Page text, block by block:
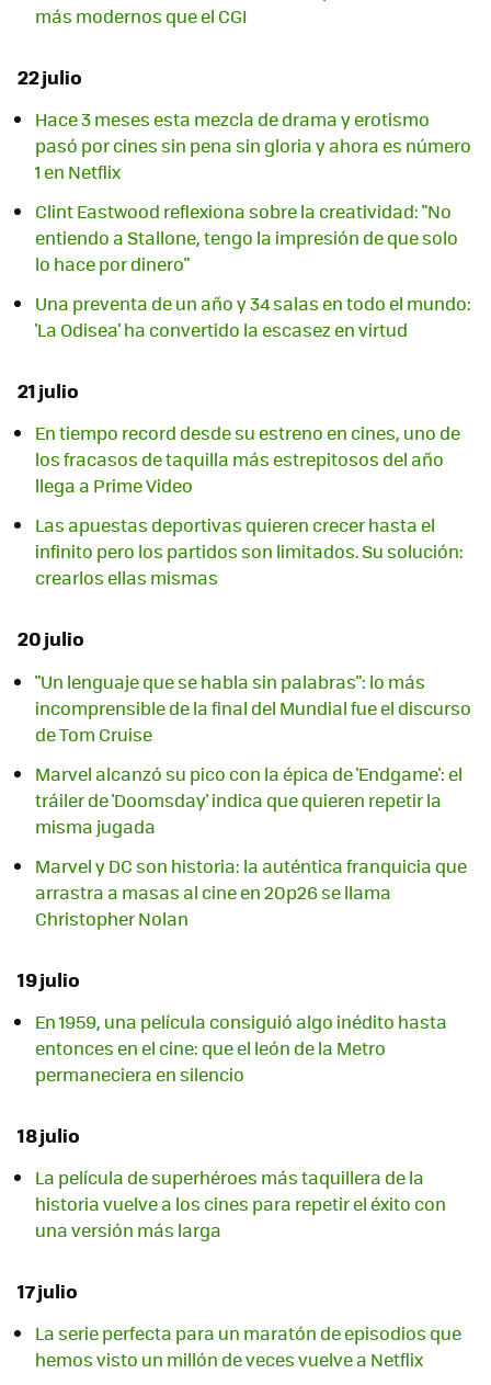
más modernos que el CGI
22 julio
Hace 3 meses esta mezcla de drama y erotismo
pasó por cines sin pena sin gloria y ahora es número
1 en Netflix
Clint Eastwood reflexiona sobre la creatividad: "No
entiendo a Stallone, tengo la impresión de que solo
lo hace por dinero"
Una preventa de un año y 34 salas en todo el mundo:
'La Odisea' ha convertido la escasez en virtud
21 julio
En tiempo record desde su estreno en cines, uno de
los fracasos de taquilla más estrepitosos del año
llega a Prime Video
Las apuestas deportivas quieren crecer hasta el
infinito pero los partidos son limitados. Su solución:
crearlos ellas mismas
20 julio
"Un lenguaje que se habla sin palabras": lo más
incomprensible de la final del Mundial fue el discurso
de Tom Cruise
Marvel alcanzó su pico con la épica de 'Endgame': el
tráiler de 'Doomsday' indica que quieren repetir la
misma jugada
Marvel y DC son historia: la auténtica franquicia que
arrastra a masas al cine en 20p26 se llama
Christopher Nolan
19 julio
En 1959, una película consiguió algo inédito hasta
entonces en el cine: que el león de la Metro
permaneciera en silencio
18 julio
La película de superhéroes más taquillera de la
historia vuelve a los cines para repetir el éxito con
una versión más larga
17 julio
La serie perfecta para un maratón de episodios que
hemos visto un millón de veces vuelve a Netflix